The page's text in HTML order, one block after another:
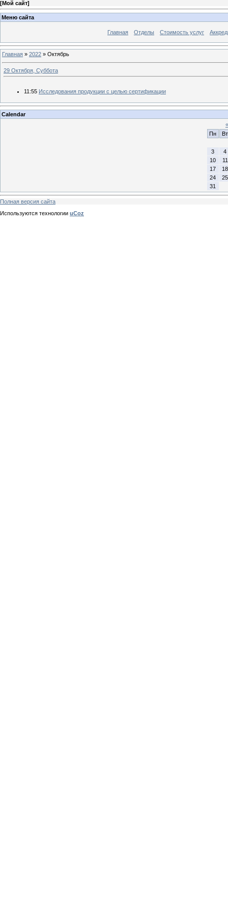
[Мой сайт]
Меню сайта
Главная Отделы Стоимость услуг
Главная » 2022 » Октябрь
29 Октября, Суббота
11:55 Исследования продукции с целью сертификации
Calendar
«
Пн
Вт
3
4
10
11
17
18
24
25
31
Полная версия сайта
Используются технологии uCoz